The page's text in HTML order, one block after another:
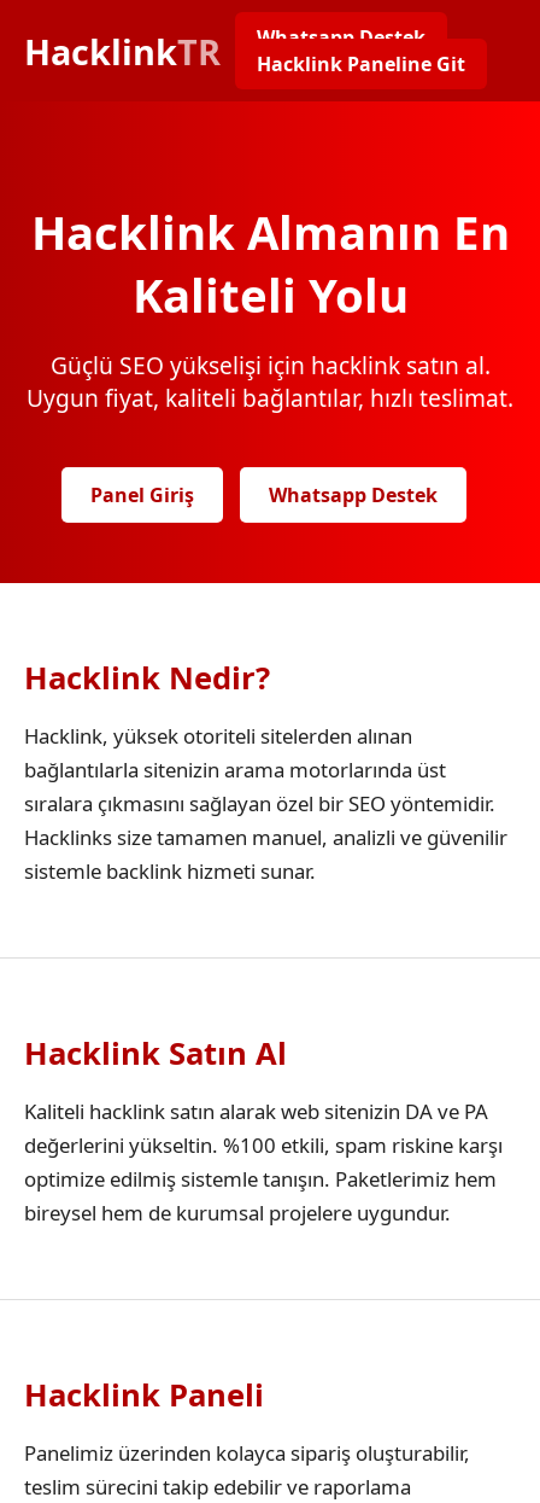
HacklinkTR
Whatsapp Destek
Hacklink Paneline Git
Hacklink Almanın En
Kaliteli Yolu
Güçlü SEO yükselişi için hacklink satın al.
Uygun fiyat, kaliteli bağlantılar, hızlı teslimat.
Panel Giriş Whatsapp Destek
Hacklink Nedir?
Hacklink, yüksek otoriteli sitelerden alınan
bağlantılarla sitenizin arama motorlarında üst
sıralara çıkmasını sağlayan özel bir SEO yöntemidir.
Hacklinks size tamamen manuel, analizli ve güvenilir
sistemle backlink hizmeti sunar.
Hacklink Satın Al
Kaliteli hacklink satın alarak web sitenizin DA ve PA
değerlerini yükseltin. %100 etkili, spam riskine karşı
optimize edilmiş sistemle tanışın. Paketlerimiz hem
bireysel hem de kurumsal projelere uygundur.
Hacklink Paneli
Panelimiz üzerinden kolayca sipariş oluşturabilir,
teslim sürecini takip edebilir ve raporlama